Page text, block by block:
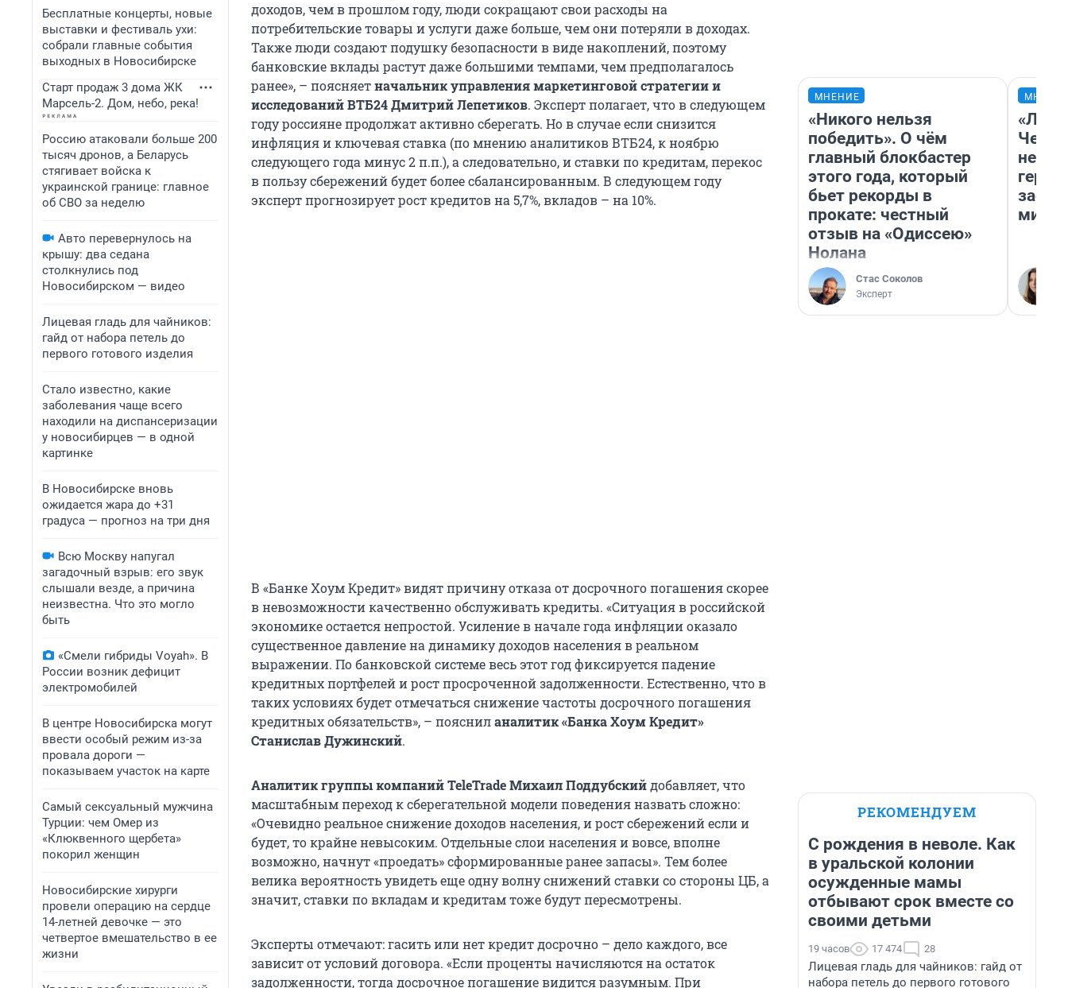
Бесплатные концерты, новые
выставки и фестиваль ухи:
собрали главные события
выходных в Новосибирске
Старт продаж 3 дома ЖК
Марсель-2. Дом, небо, река!
Россию атаковали больше 200
тысяч дронов, а Беларусь
стягивает войска к
украинской границе: главное
об СВО за неделю
Авто перевернулось на
крышу: два седана
столкнулись под
Новосибирском — видео
Лицевая гладь для чайников:
гайд от набора петель до
первого готового изделия
Стало известно, какие
заболевания чаще всего
находили на диспансеризации
у новосибирцев — в одной
картинке
В Новосибирске вновь
ожидается жара до +31
градуса — прогноз на три дня
Всю Москву напугал
загадочный взрыв: его звук
слышали везде, а причина
неизвестна. Что это могло
быть
«Смели гибриды Voyah». В
России возник дефицит
электромобилей
В центре Новосибирска могут
ввести особый режим из-за
провала дороги —
показываем участок на карте
Самый сексуальный мужчина
Турции: чем Омер из
«Клюквенного щербета»
покорил женщин
Новосибирские хирурги
провели операцию на сердце
14-летней девочке — это
четвертое вмешательство в ее
жизни
доходов, чем в прошлом году, люди сокращают свои расходы на
потребительские товары и услуги даже больше, чем они потеряли в доходах.
Также люди создают подушку безопасности в виде накоплений, поэтому
банковские вклады растут даже большими темпами, чем предполагалось
ранее», – поясняетначальник управления маркетинговой стратегии и
исследований ВТБ24 Дмитрий Лепетиков. Эксперт полагает, что в следующем
году россияне продолжат активно сберегать. Но в случае если снизится
инфляция и ключевая ставка (по мнению аналитиков ВТБ24, к ноябрю
следующего года минус 2 п.п.), а следовательно, и ставки по кредитам, перекос
в пользу сбережений будет более сбалансированным. В следующем году
эксперт прогнозирует рост кредитов на 5,7%, вкладов – на 10%.
В «Банке Хоум Кредит»видят причину отказа от досрочного погашения скорее
в невозможности качественно обслуживать кредиты. «Ситуация в российской
экономике остается непростой. Усиление в начале года инфляции оказало
существенное давление на динамику доходов населения в реальном
выражении. По банковской системе весь этот год фиксируется падение
кредитных портфелей и рост просроченной задолженности. Естественно, что в
таких условиях будет отмечаться снижение частоты досрочного погашения
кредитных обязательств», – поясниланалитик «Банка Хоум Кредит»
Станислав Дужинский.
Аналитик группы компаний TeleTrade Михаил Поддубскийдобавляет, что
масштабным переход к сберегательной модели поведения назвать сложно:
«Очевидно реальное снижение доходов населения, и рост сбережений если и
будет, то крайне невысоким. Отдельные слои населения и вовсе, вполне
возможно, начнут «проедать» сформированные ранее запасы». Тем более
велика вероятность увидеть еще одну волну снижений ставки со стороны ЦБ, а
значит, ставки по вкладам и кредитам тоже будут пересмотрены.
Эксперты отмечают: гасить или нет кредит досрочно – дело каждого, все
зависит от условий договора. «Если проценты начисляются на остаток
задолженности, тогда досрочное погашение видится разумным. При
МНЕНИЕ
«Никого нельзя
победить». О чём
главный блокбастер
этого года, который
бьет рекорды в
прокате: честный
отзыв на «Одиссею»
Нолана
Стас Соколов
Эксперт
Чем
герои
РЕКОМЕНДУЕМ
С рождения в неволе. Как
в уральской колонии
осужденные мамы
отбывают срок вместе со
своими детьми
19 часов 17 474 28
Лицевая гладь для чайников: гайд от
набора петель до первого готового